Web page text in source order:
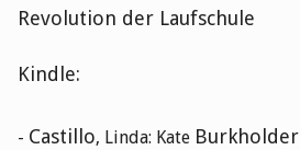
Revolution der Laufschule
Kindle:
- Castillo, Linda: Kate Burkholder